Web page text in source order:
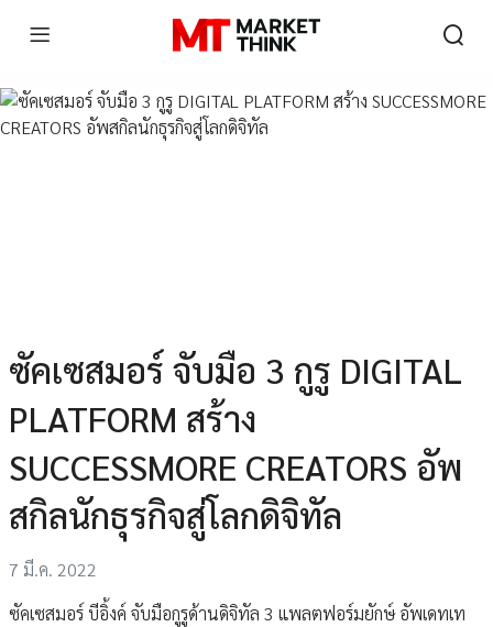
ซัคเซสมอร์ จับมือ 3 กูรู DIGITAL
PLATFORM สร้าง
SUCCESSMORE CREATORS อัพ
สกิลนักธุรกิจสู่โลกดิจิทัล
7 มี.ค. 2022
ซัคเซสมอร์ บีอิ้งค์ จับมือกูรูด้านดิจิทัล 3 แพลตฟอร์มยักษ์ อัพเดทเท